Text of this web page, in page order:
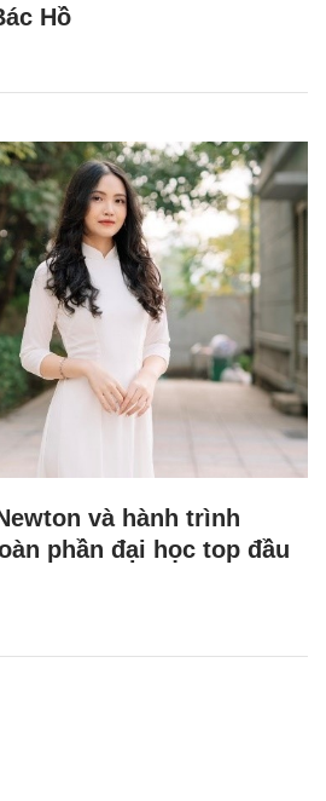
Hồ
và hành trình
phần đại học top đầu